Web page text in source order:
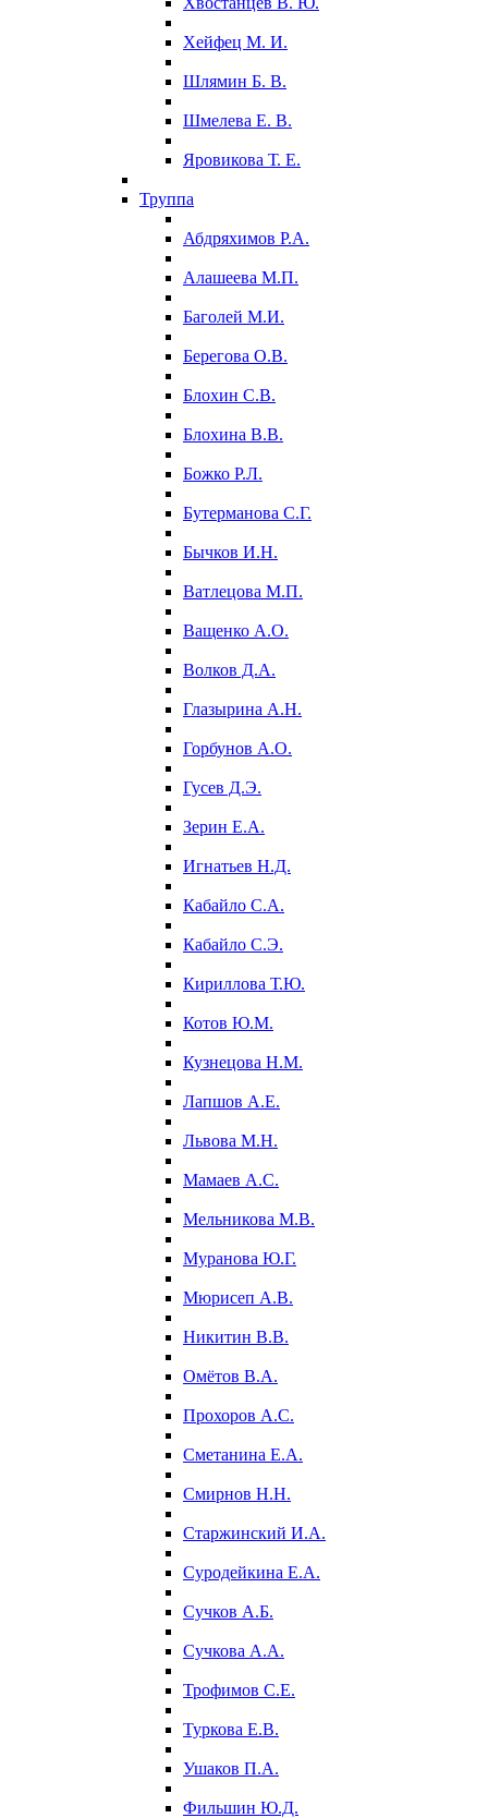
Хейфец М. И.
Шлямин Б. В.
Шмелева Е. В.
Яровикова Т. Е.
Труппа
Абдряхимов Р.А.
Алашеева М.П.
Баголей М.И.
Берегова О.В.
Блохин С.В.
Блохина В.В.
Божко Р.Л.
Бутерманова С.Г.
Бычков И.Н.
Ватлецова М.П.
Ващенко А.О.
Волков Д.А.
Глазырина А.Н.
Горбунов А.О.
Гусев Д.Э.
Зерин Е.А.
Игнатьев Н.Д.
Кабайло С.А.
Кабайло С.Э.
Кириллова Т.Ю.
Котов Ю.М.
Кузнецова Н.М.
Лапшов А.Е.
Львова М.Н.
Мамаев А.С.
Мельникова М.В.
Муранова Ю.Г.
Мюрисеп А.В.
Никитин В.В.
Омётов В.А.
Прохоров А.С.
Сметанина Е.А.
Смирнов Н.Н.
Старжинский И.А.
Суродейкина Е.А.
Сучков А.Б.
Сучкова А.А.
Трофимов С.Е.
Туркова Е.В.
Ушаков П.А.
Фильшин Ю.Д.